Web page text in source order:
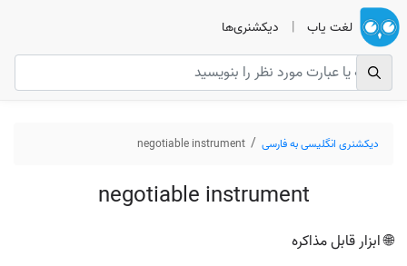
لغت یاب | دیکشنری‌ها
دیکشنری انگلیسی به فارسی negotiable instrument
negotiable instrument
🌐 ابزار قابل مذاکره